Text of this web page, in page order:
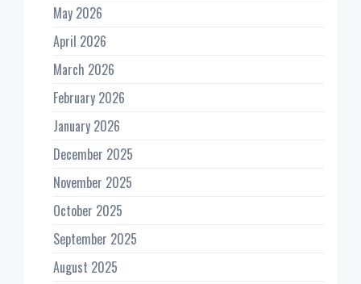
May 2026
April 2026
March 2026
February 2026
January 2026
December 2025
November 2025
October 2025
September 2025
August 2025